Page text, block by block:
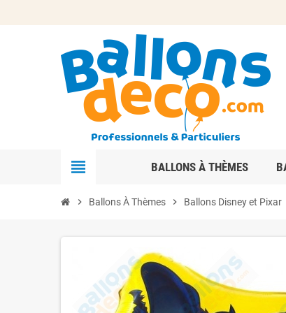
view_headline BALLONS À THÈMES
chevron_right Ballons À Thèmes chevron_right Ballons Disney et Pixar